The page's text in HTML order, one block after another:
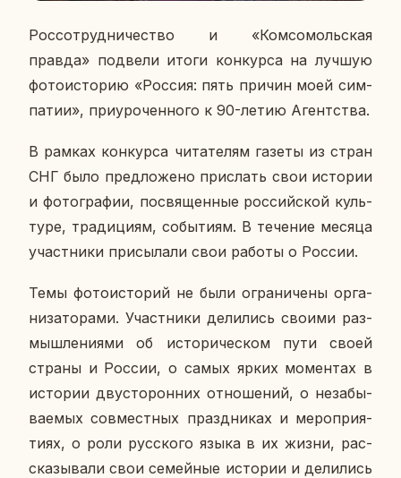
Рос­со­труд­ни­че­ство и «Ком­со­моль­ская
правда» под­ве­ли итоги кон­кур­са на лучшую
фо­то­и­сто­рию «Россия: пять причин моей сим­
па­тии», при­уро­чен­но­го к 90-летию Агент­ства.
В рамках кон­кур­са чи­та­те­лям газеты из стран
СНГ было пред­ло­же­но при­слать свои ис­то­рии
и фо­то­гра­фии, по­свя­щен­ные рос­сий­ской куль­
ту­ре, тра­ди­ци­ям, со­бы­ти­ям. В те­че­ние месяца
участ­ни­ки при­сы­ла­ли свои работы о России.
Темы фо­то­и­сто­рий не были огра­ни­че­ны ор­га­
ни­за­то­ра­ми. Участ­ни­ки де­ли­лись своими раз­
мыш­ле­ни­я­ми об ис­то­ри­че­ском пути своей
страны и России, о самых ярких мо­мен­тах в
ис­то­рии дву­сто­рон­них от­но­ше­ний, о неза­бы­
ва­е­мых сов­мест­ных празд­ни­ках и ме­ро­при­я­
ти­ях, о роли рус­ско­го языка в их жизни, рас­
ска­зы­ва­ли свои се­мей­ные ис­то­рии и де­ли­лись